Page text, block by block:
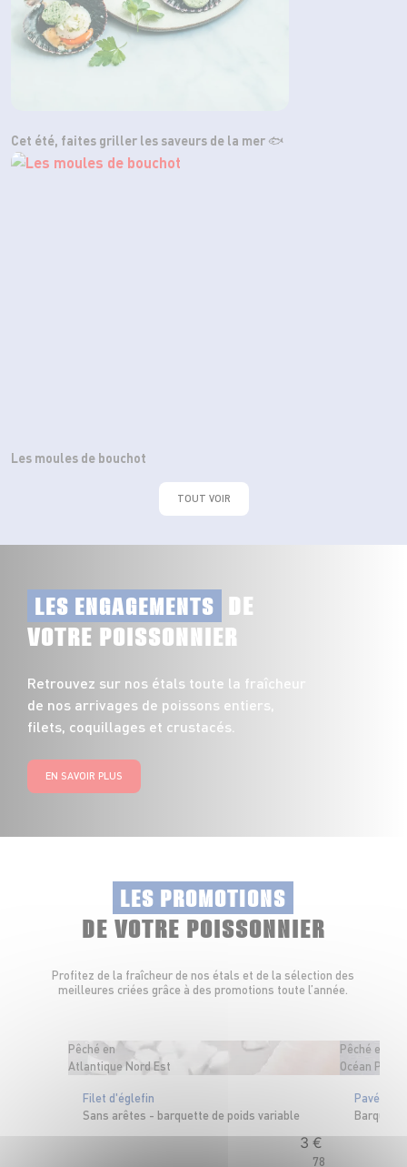
Cet été, faites griller les saveurs de la mer 🐟
Les moules de bouchot
TOUT VOIR
LES ENGAGEMENTS DE
VOTRE POISSONNIER
Retrouvez sur nos étals toute la fraîcheur
de nos arrivages de poissons entiers,
filets, coquillages et crustacés.
EN SAVOIR PLUS
LES PROMOTIONS
DE VOTRE POISSONNIER
Profitez de la fraîcheur de nos étals et de la sélection des
meilleures criées grâce à des promotions toute l’année.
Pêché en
Atlantique Nord Est
Filet d'églefin
Sans arêtes - barquette de poids variable
3 €
78
Pêché en
Océan
Pavé de